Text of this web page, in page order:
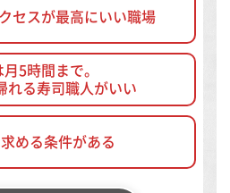
セスが最高にいい職場
5時間まで。
れる寿司職人がいい
める条件がある